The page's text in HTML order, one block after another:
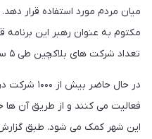
میان مردم مورد استفاده قرار
مکتوم به عنوان رهبر این
تعداد شرکت های بلاکچین طی ۵ سال کمک کند.
در حال
این شهر کمک می شود. طبق گزارش